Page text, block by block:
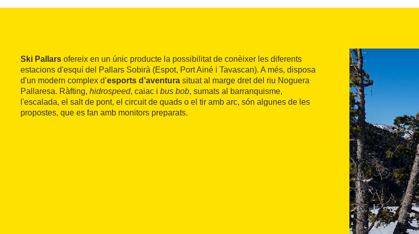
Ski Pallars ofereix en un únic producte la possibilitat de conèixer les diferents
estacions d'esquí del Pallars Sobirà (Espot, Port Ainé i Tavascan). A més, disposa
d'un modern complex d’esports d’aventura situat al marge dret del riu Noguera
Pallaresa. Ràfting, hidrospeed, caiac i bus bob, sumats al barranquisme,
l'escalada, el salt de pont, el circuit de quads o el tir amb arc, són algunes de les
propostes, que es fan amb monitors preparats.